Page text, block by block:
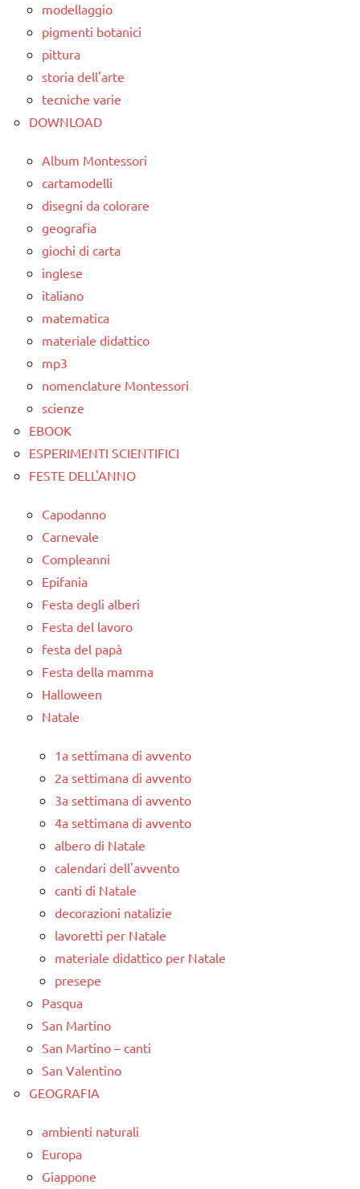
modellaggio
pigmenti botanici
pittura
storia dell'arte
tecniche varie
DOWNLOAD
Album Montessori
cartamodelli
disegni da colorare
geografia
giochi di carta
inglese
italiano
matematica
materiale didattico
mp3
nomenclature Montessori
scienze
EBOOK
ESPERIMENTI SCIENTIFICI
FESTE DELL'ANNO
Capodanno
Carnevale
Compleanni
Epifania
Festa degli alberi
Festa del lavoro
festa del papà
Festa della mamma
Halloween
Natale
1a settimana di avvento
2a settimana di avvento
3a settimana di avvento
4a settimana di avvento
albero di Natale
calendari dell'avvento
canti di Natale
decorazioni natalizie
lavoretti per Natale
materiale didattico per Natale
presepe
Pasqua
San Martino
San Martino – canti
San Valentino
GEOGRAFIA
ambienti naturali
Europa
Giappone